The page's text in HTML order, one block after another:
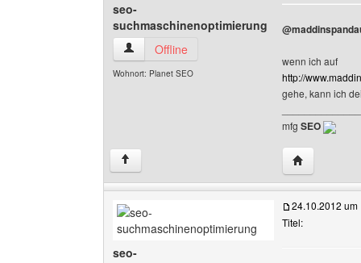
seo-
suchmaschinenoptimierung
seo-suchmaschinenoptimierung Benutzer-
Offline
Wohnort: Planet SEO
wenn ich auf
http://
gehe, kann ich
mfg SEO
↑ Website
seo-
24.10.2012 um
Titel: